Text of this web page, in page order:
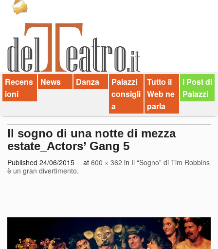
Video
Chi siamo
Contatti
dT in English
Recens
ioni
News Danza
Palazzi
consigli
a
Tutto il
Web ne
parla
I Post di
Palazzi
Il sogno di una notte di mezza
estate_Actors’ Gang 5
Published 24/06/2015 at 600 × 362 in Il “Sogno” di Tim Robbins
è un gran divertimento.